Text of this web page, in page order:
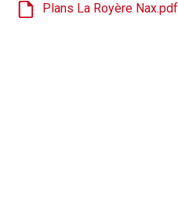
Plans La Royère Nax.pdf